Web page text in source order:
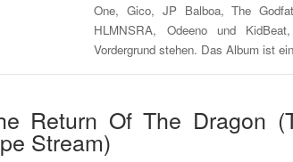
One, Gico, JP Balboa, The
HLMNSRA, Odeeno und
Vordergrund stehen. Das Album ist
Return Of The Dragon
Stream)